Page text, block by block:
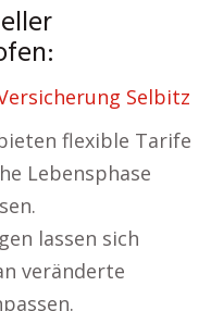
Selbitz
flexible Tarife
Lebensphase
lassen sich
veränderte